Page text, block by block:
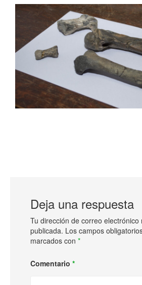
Deja una respuesta
Tu dirección de correo electrónico
publicada. Los campos
marcados con *
Comentario *